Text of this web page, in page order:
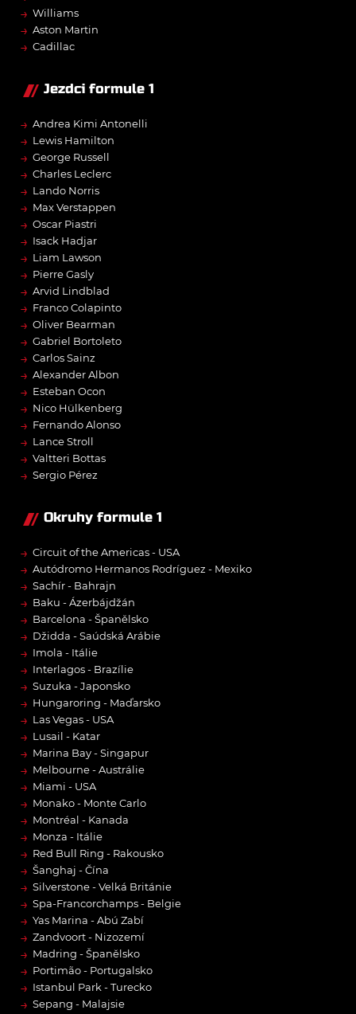
→ Williams
→ Aston Martin
→ Cadillac
Jezdci formule 1
→ Andrea Kimi Antonelli
→ Lewis Hamilton
→ George Russell
→ Charles Leclerc
→ Lando Norris
→ Max Verstappen
→ Oscar Piastri
→ Isack Hadjar
→ Liam Lawson
→ Pierre Gasly
→ Arvid Lindblad
→ Franco Colapinto
→ Oliver Bearman
→ Gabriel Bortoleto
→ Carlos Sainz
→ Alexander Albon
→ Esteban Ocon
→ Nico Hülkenberg
→ Fernando Alonso
→ Lance Stroll
→ Valtteri Bottas
→ Sergio Pérez
Okruhy formule 1
→ Circuit of the Americas - USA
→ Autódromo Hermanos Rodríguez - Mexiko
→ Sachír - Bahrajn
→ Baku - Ázerbájdžán
→ Barcelona - Španělsko
→ Džidda - Saúdská Arábie
→ Imola - Itálie
→ Interlagos - Brazílie
→ Suzuka - Japonsko
→ Hungaroring - Maďarsko
→ Las Vegas - USA
→ Lusail - Katar
→ Marina Bay - Singapur
→ Melbourne - Austrálie
→ Miami - USA
→ Monako - Monte Carlo
→ Montréal - Kanada
→ Monza - Itálie
→ Red Bull Ring - Rakousko
→ Šanghaj - Čína
→ Silverstone - Velká Británie
→ Spa-Francorchamps - Belgie
→ Yas Marina - Abú Zabí
→ Zandvoort - Nizozemí
→ Madring - Španělsko
→ Portimão - Portugalsko
→ Istanbul Park - Turecko
→ Sepang - Malajsie